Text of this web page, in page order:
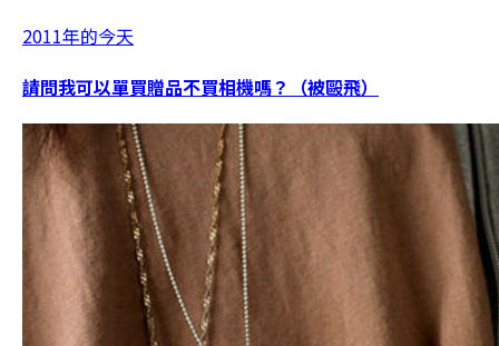
2011年的今天
請問我可以單買贈品不買相機嗎？（被毆飛）